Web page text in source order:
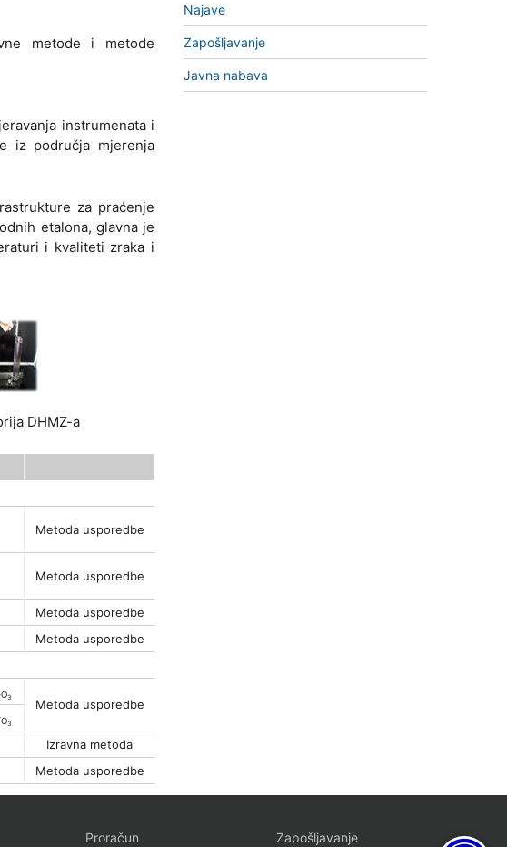
metode i metode
instrumenata i
iz područja mjerenja
za praćenje
etalona, glavna je
i kvaliteti zraka i
DHMZ-a
Metoda usporedbe
Metoda usporedbe
Metoda usporedbe
Metoda usporedbe
O3
Metoda usporedbe
O3
Izravna metoda
Metoda usporedbe
Najave
Zapošljavanje
Javna nabava
Proračun Zapošljavanje